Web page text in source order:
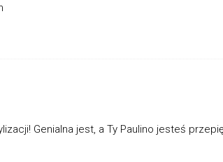
Genialna jest, a Ty Paulino jesteś